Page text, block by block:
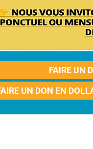
FAIRE UN
UN DON EN